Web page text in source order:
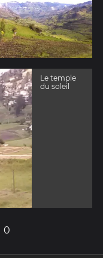
Le temple
du soleil
0